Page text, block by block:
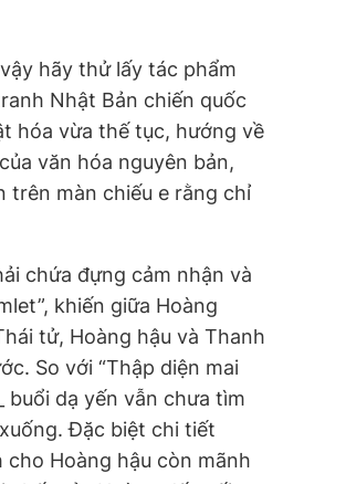
hãy thử lấy tác phẩm
Nhật Bản chiến quốc
hóa vừa thế tục, hướng về
văn hóa nguyên bản,
trên màn chiếu e rằng chỉ
chứa đựng cảm nhận và
khiến giữa Hoàng
tử, Hoàng hậu và Thanh
So với “Thập diện mai
buổi dạ yến vẫn chưa tìm
Đặc biệt chi tiết
Hoàng hậu còn mãnh